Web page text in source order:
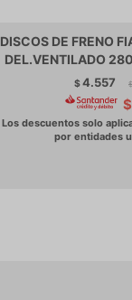
DISCOS DE FRENO
DEL.VENTILADO
$4.557 $
$